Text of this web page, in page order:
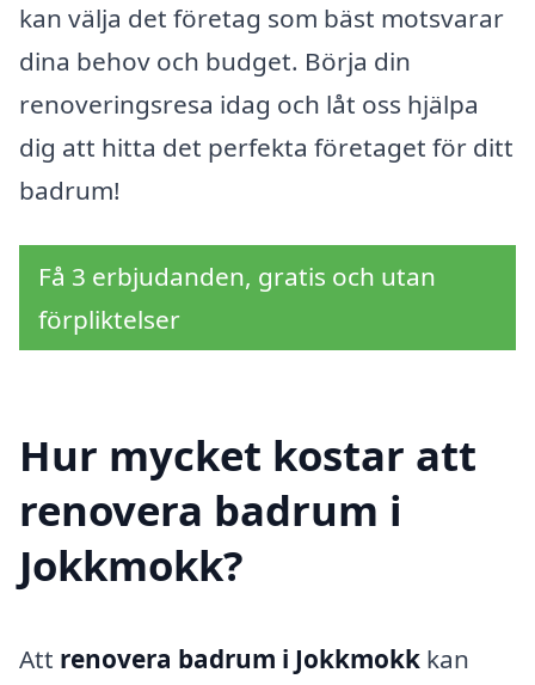
kan välja det företag som bäst motsvarar
dina behov och budget. Börja din
renoveringsresa idag och låt oss hjälpa
dig att hitta det perfekta företaget för ditt
badrum!
Få 3 erbjudanden, gratis och utan
förpliktelser
Hur mycket kostar att
renovera badrum i
Jokkmokk?
Att renovera badrum i Jokkmokk kan